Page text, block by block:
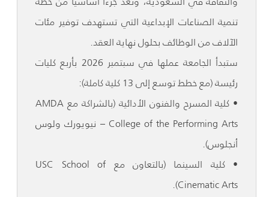
تنمية الصناعات الإبداعية التي تستهدف توفير مئات
الآلاف من الوظائف بحلول نهاية العقد.
ستبدأ الجامعة عملها في سبتمبر 2026 بأربع كليات
رئيسة (مع خطط توسع إلى 13 كلية كاملة):
• كلية المسرح والفنون الأدائية (بالشراكة مع AMDA
College of the Performing Arts – نيويورك ولوس
أنجلوس).
• كلية السينما (بالتعاون مع USC School of
Cinematic Arts).